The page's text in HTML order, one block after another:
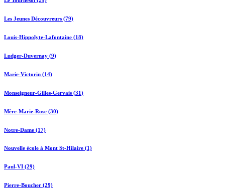
Les Jeunes Découvreurs (79)
Louis-Hippolyte-Lafontaine (18)
Ludger-Duvernay (9)
Marie-Victorin (14)
Monseigneur-Gilles-Gervais (31)
Mère-Marie-Rose (30)
Notre-Dame (17)
Nouvelle école à Mont St-Hilaire (1)
Paul-VI (29)
Pierre-Boucher (29)